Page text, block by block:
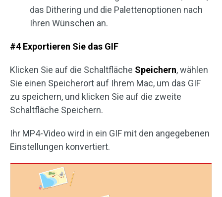
das Dithering und die Palettenoptionen nach
Ihren Wünschen an.
#4 Exportieren Sie das GIF
Klicken Sie auf die Schaltfläche Speichern, wählen
Sie einen Speicherort auf Ihrem Mac, um das GIF
zu speichern, und klicken Sie auf die zweite
Schaltfläche Speichern.
Ihr MP4-Video wird in ein GIF mit den angegebenen
Einstellungen konvertiert.